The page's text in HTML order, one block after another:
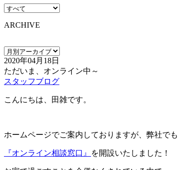
ARCHIVE
2020年04月18日
ただいま、オンライン中～
スタッフブログ
こんにちは、田雑です。
ホームページでご案内しておりますが、弊社でも
『オンライン相談窓口』 を開設いたしました！